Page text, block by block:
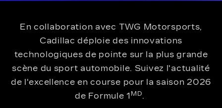
En collaboration avec TWG Motorsports,
Cadillac déploie des innovations
technologiques de pointe sur la plus grande
scène du sport automobile. Suivez l'actualité
de l'excellence en course pour la saison 2026
de Formule 1 MD.